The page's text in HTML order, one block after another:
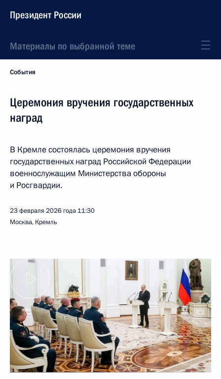
Президент России
Материалы по выбранной теме
События
Церемония вручения государственных
наград
В Кремле состоялась церемония вручения
государственных наград Российской Федерации
военнослужащим Министерства обороны
и Росгвардии.
23 февраля 2026 года 11:30
Москва, Кремль